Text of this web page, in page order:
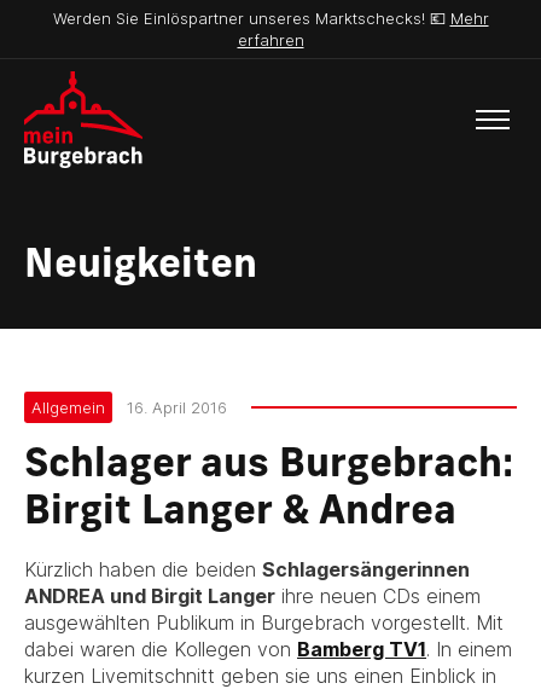
Werden Sie Einlöspartner unseres Marktschecks! 💶 Mehr
erfahren
Neuigkeiten
Allgemein 16. April 2016
Schlager aus Burgebrach:
Birgit Langer & Andrea
Kürzlich haben die beiden Schlagersängerinnen
ANDREA und Birgit Langer ihre neuen CDs einem
ausgewählten Publikum in Burgebrach vorgestellt. Mit
dabei waren die Kollegen von Bamberg TV1. In einem
kurzen Livemitschnitt geben sie uns einen Einblick in